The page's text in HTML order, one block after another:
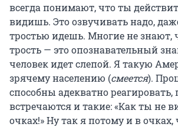
всегда понимают, что ты
видишь. Это озвучивать надо,
тростью идешь. Многие не знают,
трость — это опознавательный
человек идет слепой. Я такую
зрячему населению (смеется).
способны адекватно реагировать,
встречаются и такие: «Как ты не
очках!» Ну так я потому и в